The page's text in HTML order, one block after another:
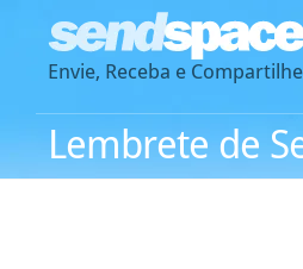
Envie, Receba e
Lembrete de